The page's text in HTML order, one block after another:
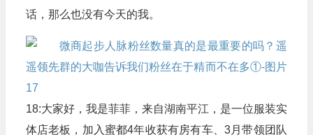
话，那么也没有今天的我。
18:大家好，我是菲菲，来自湖南平江，是一位服装实
体店老板，加入蜜都4年收获有房有车、3月带领团队